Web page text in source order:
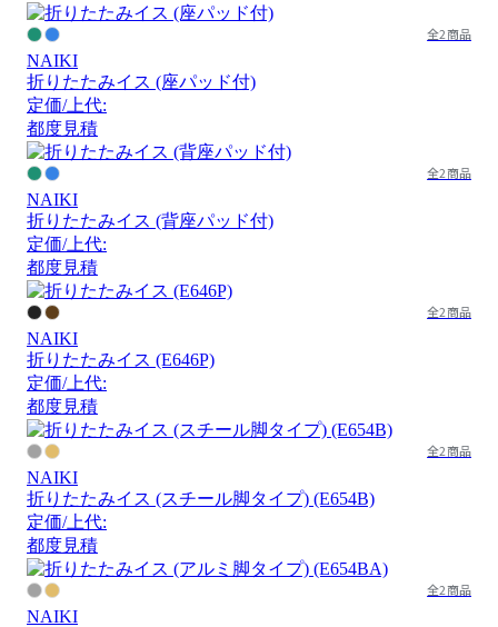
全2商品
NAIKI
折りたたみイス (座パッド付)
定価/上代:
都度見積
全2商品
NAIKI
折りたたみイス (背座パッド付)
定価/上代:
都度見積
全2商品
NAIKI
折りたたみイス (E646P)
定価/上代:
都度見積
全2商品
NAIKI
折りたたみイス (スチール脚タイプ) (E654B)
定価/上代:
都度見積
全2商品
NAIKI